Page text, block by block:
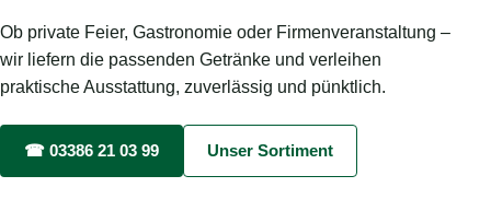
Ob private Feier, Gastronomie oder Firmenveranstaltung –
wir liefern die passenden Getränke und verleihen
praktische Ausstattung, zuverlässig und pünktlich.
☎ 03386 21 03 99 Unser Sortiment